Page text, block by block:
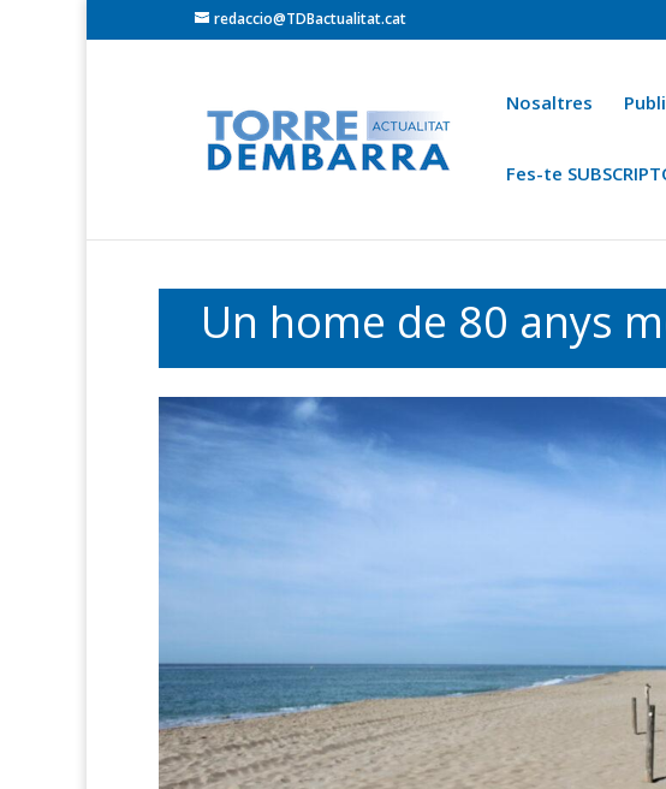
redaccio@TDBactualitat.cat
Nosaltres
Fes-te
Crònica Ara fa 25
Un home de 80 anys